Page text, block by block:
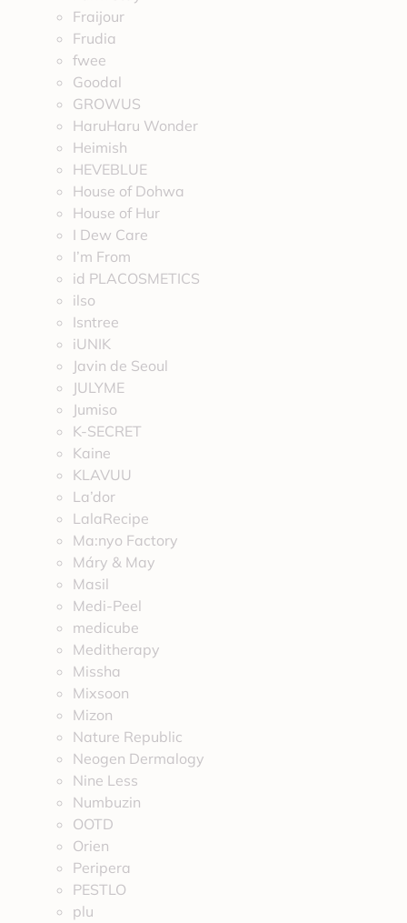
Fraijour
Frudia
fwee
Goodal
GROWUS
HaruHaru Wonder
Heimish
HEVEBLUE
House of Dohwa
House of Hur
I Dew Care
I’m From
id PLACOSMETICS
ilso
Isntree
iUNIK
Javin de Seoul
JULYME
Jumiso
K-SECRET
Kaine
KLAVUU
La’dor
LalaRecipe
Ma:nyo Factory
Máry & May
Masil
Medi-Peel
medicube
Meditherapy
Missha
Mixsoon
Mizon
Nature Republic
Neogen Dermalogy
Nine Less
Numbuzin
OOTD
Orien
Peripera
PESTLO
plu